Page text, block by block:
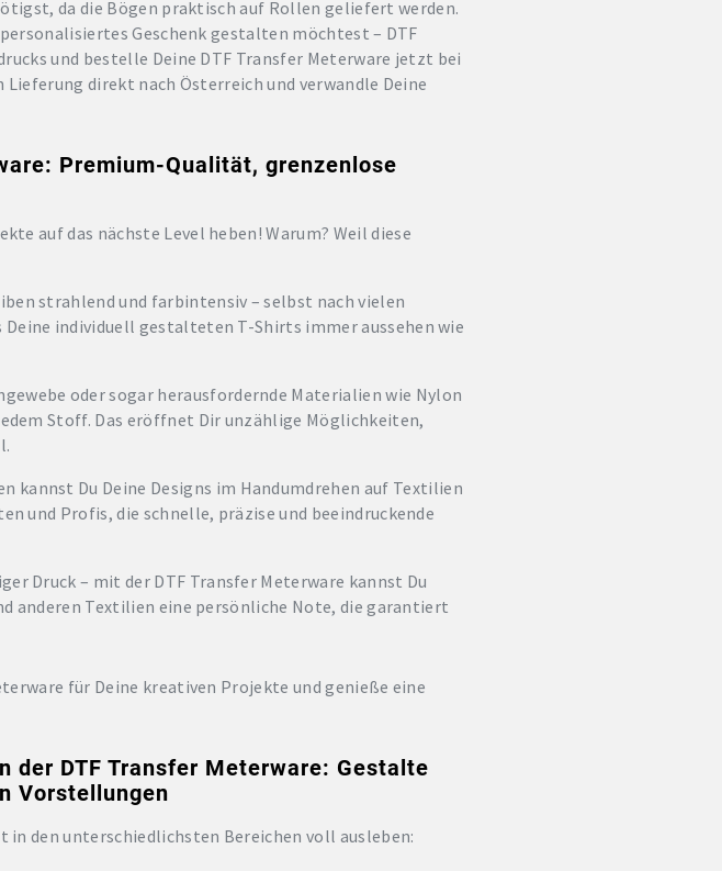
da die Bögen praktisch auf Rollen geliefert werden.
Geschenk gestalten möchtest – DTF
und bestelle Deine DTF Transfer Meterware jetzt bei
direkt nach Österreich und verwandle Deine
Premium-Qualität, grenzenlose
auf das nächste Level heben! Warum? Weil diese
strahlend und farbintensiv – selbst nach vielen
individuell gestalteten T-Shirts immer aussehen wie
oder sogar herausfordernde Materialien wie Nylon
Stoff. Das eröffnet Dir unzählige Möglichkeiten,
kannst Du Deine Designs im Handumdrehen auf Textilien
und Profis, die schnelle, präzise und beeindruckende
Druck – mit der DTF Transfer Meterware kannst Du
anderen Textilien eine persönliche Note, die garantiert
für Deine kreativen Projekte und genieße eine
der DTF Transfer Meterware: Gestalte
Vorstellungen
den unterschiedlichsten Bereichen voll ausleben: